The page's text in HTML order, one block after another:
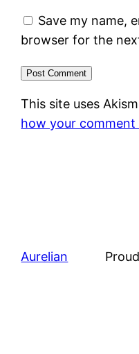
Save my name,
browser for the
This site uses
how your comment
Aurelian